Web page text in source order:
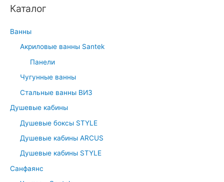
Каталог
Ванны
Акриловые ванны Santek
Панели
Чугунные ванны
Стальные ванны ВИЗ
Душевые кабины
Душевые боксы STYLE
Душевые кабины ARCUS
Душевые кабины STYLE
Санфаянс